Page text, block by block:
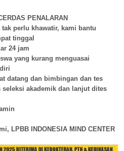
PENALARAN
perlu khawatir, kami bantu
tinggal
24 jam
yang kurang menguasai
datang dan bimbingan dan tes
akademik dan lanjut dites
LPBB INDONESIA MIND CENTER